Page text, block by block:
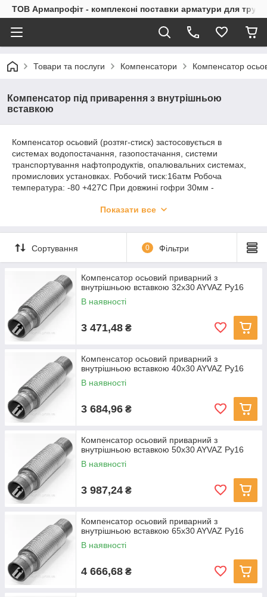
ТОВ Армапрофіт - комплексні поставки арматури для
Товари та послуги Компенсатори Компенсатор
Компенсатор під приварення з внутрішньою
вставкою
Компенсатор осьовий (розтяг-стиск) застосовується в
системах водопостачання, газопостачання, системи
транспортування нафтопродуктів, опалювальних системах,
промислових установках. Робочий тиск:16атм Робоча
температура: -80 +427С При довжині гофри 30мм -
довжині гофри 60мм - подовження становить +20мм,
Показати все
Сортування 0 Фільтри
Компенсатор осьовий приварний з
внутрішньою вставкою 32x30 AYVAZ Ру16
В наявності
3 471,48 ₴
Компенсатор осьовий приварний з
внутрішньою вставкою 40x30 AYVAZ Ру16
В наявності
3 684,96 ₴
Компенсатор осьовий приварний з
внутрішньою вставкою 50x30 AYVAZ Ру16
В наявності
3 987,24 ₴
Компенсатор осьовий приварний з
внутрішньою вставкою 65x30 AYVAZ Ру16
В наявності
4 666,68 ₴